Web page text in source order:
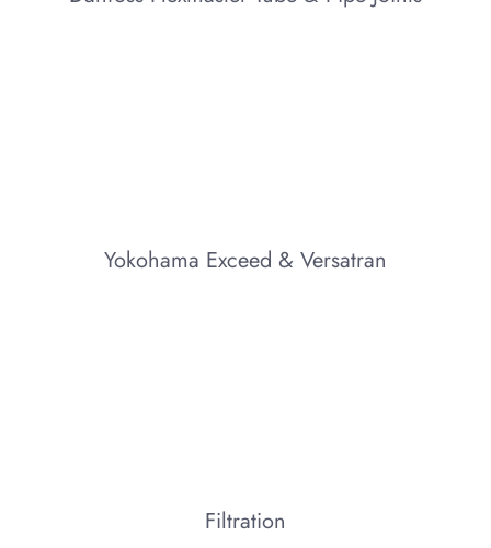
Yokohama Exceed & Versatran
Filtration